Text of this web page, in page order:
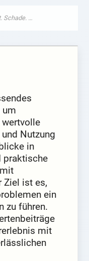
um
wertvolle
Nutzung
in
praktische
Ziel ist es,
ein
zu führen.
mit